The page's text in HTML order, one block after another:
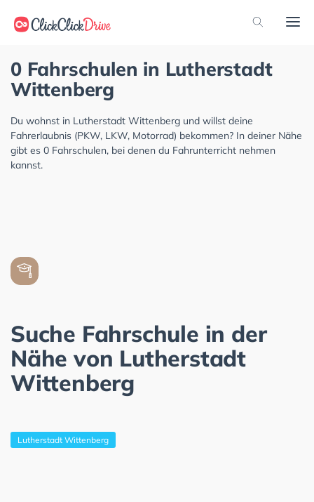
0 Fahrschulen in Lutherstadt
Wittenberg
Du wohnst in Lutherstadt Wittenberg und willst deine
Fahrerlaubnis (PKW, LKW, Motorrad) bekommen? In deiner Nähe
gibt es 0 Fahrschulen, bei denen du Fahrunterricht nehmen
kannst.
Suche Fahrschule in der
Nähe von Lutherstadt
Wittenberg
Lutherstadt Wittenberg